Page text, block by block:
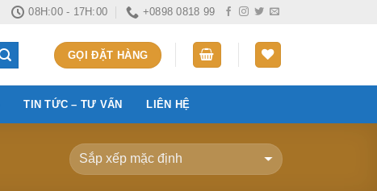
08H:00 - 17H:00 +0898 0818 99
GỌI ĐẶT HÀNG
TIN TỨC – TƯ VẤN LIÊN HỆ